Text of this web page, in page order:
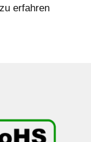
zu erfahren